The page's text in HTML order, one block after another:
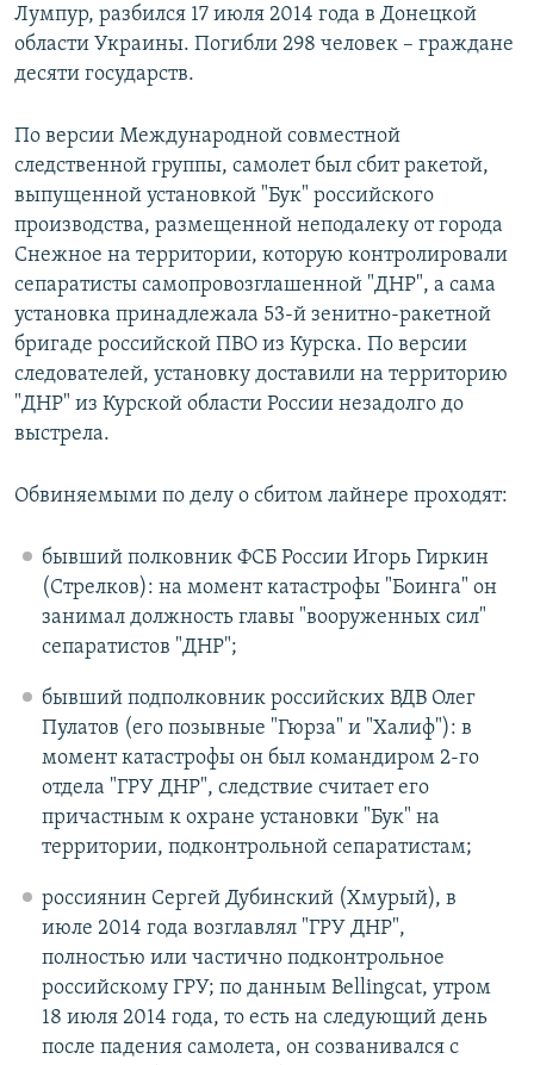
Лумпур, разбился 17 июля 2014 года в Донецкой
области Украины. Погибли 298 человек – граждане
десяти государств.
По версии Международной совместной
следственной группы, самолет был сбит ракетой,
выпущенной установкой "Бук" российского
производства, размещенной неподалеку от города
Снежное на территории, которую контролировали
сепаратисты самопровозглашенной "ДНР", а сама
установка принадлежала 53-й зенитно-ракетной
бригаде российской ПВО из Курска. По версии
следователей, установку доставили на территорию
"ДНР" из Курской области России незадолго до
выстрела.
Обвиняемыми по делу о сбитом лайнере проходят:
бывший полковник ФСБ России Игорь Гиркин
(Стрелков): на момент катастрофы "Боинга" он
занимал должность главы "вооруженных сил"
сепаратистов "ДНР";
бывший подполковник российских ВДВ Олег
Пулатов (его позывные "Гюрза" и "Халиф"): в
момент катастрофы он был командиром 2-го
отдела "ГРУ ДНР", следствие считает его
причастным к охране установки "Бук" на
территории, подконтрольной сепаратистам;
россиянин Сергей Дубинский (Хмурый), в
июле 2014 года возглавлял "ГРУ ДНР",
полностью или частично подконтрольное
российскому ГРУ; по данным Bellingcat, утром
18 июля 2014 года, то есть на следующий день
после падения самолета, он созванивался с